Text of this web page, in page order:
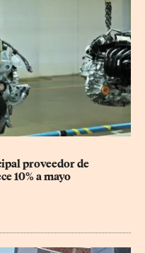
proveedor de
10% a mayo